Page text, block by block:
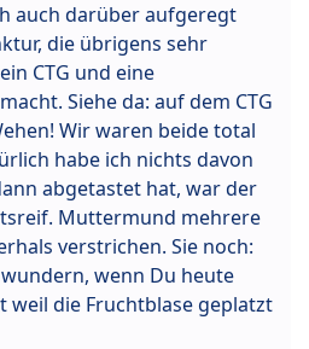
auch darüber aufgeregt
die übrigens sehr
CTG und eine
Siehe da: auf dem CTG
Wir waren beide total
habe ich nichts davon
abgetastet hat, war der
Muttermund mehrere
verstrichen. Sie noch:
wenn Du heute
weil die Fruchtblase geplatzt